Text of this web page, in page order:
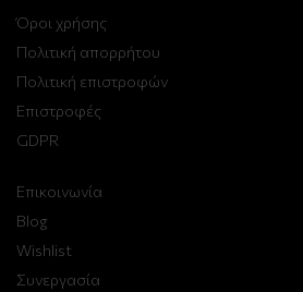
Όροι χρήσης
Πολιτική απορρήτου
Πολιτική επιστροφών
Επιστροφές
GDPR
Επικοινωνία
Blog
Wishlist
Συνεργασία